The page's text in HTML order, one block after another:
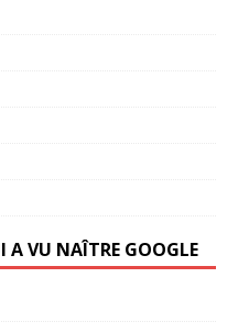
A VU NAÎTRE GOOGLE